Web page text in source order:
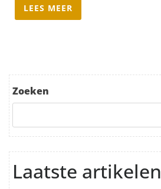
LEES MEER
Zoeken
Laatste artikelen